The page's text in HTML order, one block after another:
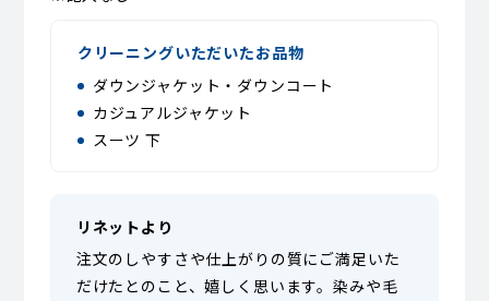
クリーニングいただいたお品物
ダウンジャケット・ダウンコート
カジュアルジャケット
スーツ 下
リネットより
注文のしやすさや仕上がりの質にご満足いた
だけたとのこと、嬉しく思います。染みや毛